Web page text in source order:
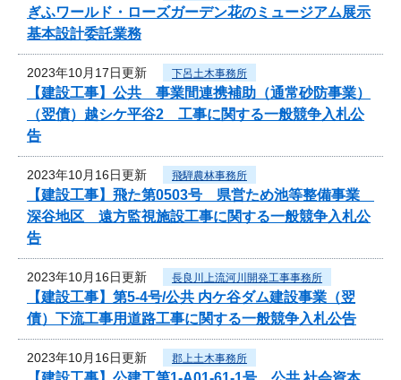
ぎふワールド・ローズガーデン花のミュージアム展示
基本設計委託業務
2023年10月17日更新 下呂土木事務所
【建設工事】公共 事業間連携補助（通常砂防事業）
（翌債）越シケ平谷2 工事に関する一般競争入札公
告
2023年10月16日更新 飛騨農林事務所
【建設工事】飛た第0503号 県営ため池等整備事業
深谷地区 遠方監視施設工事に関する一般競争入札公
告
2023年10月16日更新 長良川上流河川開発工事事務所
【建設工事】第5-4号/公共 内ケ谷ダム建設事業（翌
債）下流工事用道路工事に関する一般競争入札公告
2023年10月16日更新 郡上土木事務所